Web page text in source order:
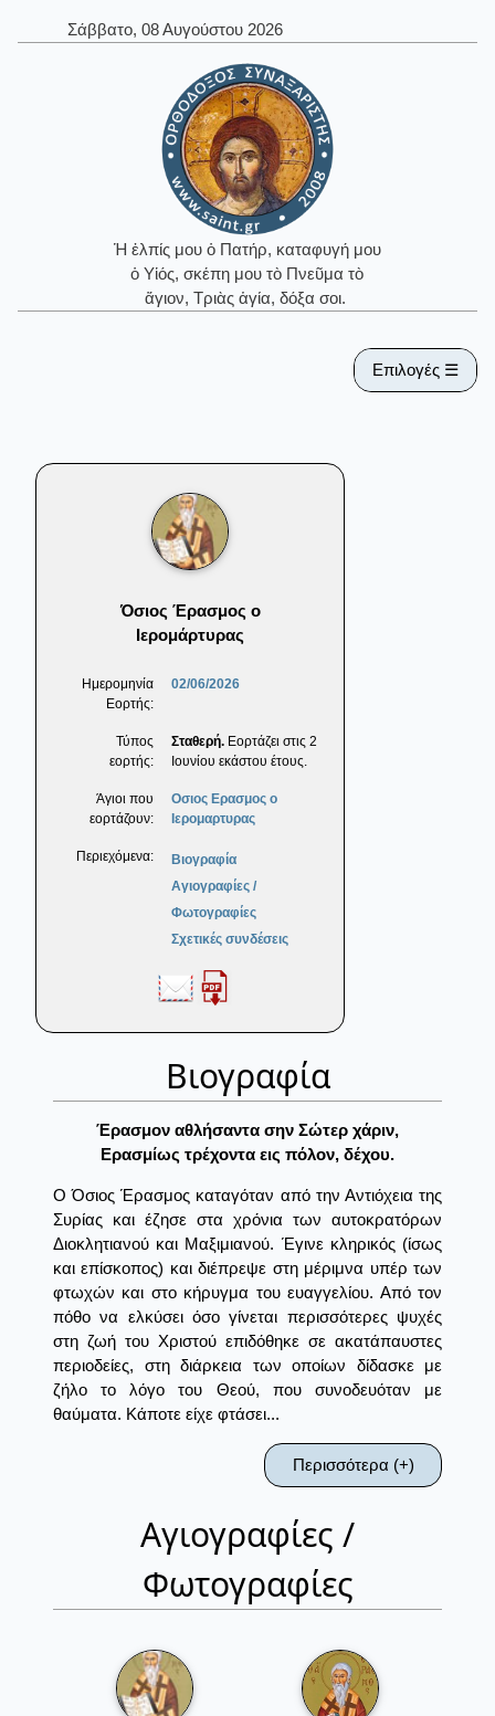
Σάββατο, 08 Αυγούστου 2026
Ἡ ἐλπίς μου ὁ Πατήρ, καταφυγή μου
ὁ Υἱός, σκέπη μου τὸ Πνεῦμα τὸ
ἅγιον, Τριὰς ἁγία, δόξα σοι.
Επιλογές ☰
Όσιος Έρασμος ο
Ιερομάρτυρας
Ημερομηνία
Εορτής:
02/06/2026
Τύπος
εορτής:
Σταθερή. Εορτάζει στις 2
Ιουνίου εκάστου έτους.
Άγιοι που
εορτάζουν:
Οσιος Ερασμος ο
Ιερομαρτυρας
Περιεχόμενα:
Βιογραφία
Αγιογραφίες /
Φωτογραφίες
Σχετικές συνδέσεις
Βιογραφία
Έρασμον αθλήσαντα σην Σώτερ χάριν,
Eρασμίως τρέχοντα εις πόλον, δέχου.
Ο Όσιος Έρασμος καταγόταν από την Αντιόχεια της
Συρίας και έζησε στα χρόνια των αυτοκρατόρων
Διοκλητιανού και Μαξιμιανού. Έγινε κληρικός (ίσως
και επίσκοπος) και διέπρεψε στη μέριμνα υπέρ των
φτωχών και στο κήρυγμα του ευαγγελίου. Από τον
πόθο να ελκύσει όσο γίνεται περισσότερες ψυχές
στη ζωή του Χριστού επιδόθηκε σε ακατάπαυστες
περιοδείες, στη διάρκεια των οποίων δίδασκε με
ζήλο το λόγο του Θεού, που συνοδευόταν με
θαύματα. Κάποτε είχε φτάσει...
Περισσότερα (+)
Αγιογραφίες /
Φωτογραφίες